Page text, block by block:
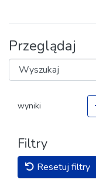
Przeglądaj
wyniki
Filtry
Resetuj filtry